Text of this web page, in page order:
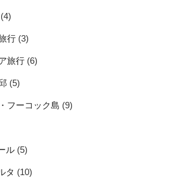
(4)
行 (3)
旅行 (6)
(5)
フーコック島 (9)
ル (5)
タ (10)